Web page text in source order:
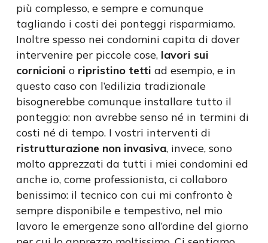
più complesso, e sempre e comunque
tagliando i costi dei ponteggi risparmiamo.
Inoltre spesso nei condomini capita di dover
intervenire per piccole cose, lavori sui
cornicioni o ripristino tetti ad esempio, e in
questo caso con l’edilizia tradizionale
bisognerebbe comunque installare tutto il
ponteggio: non avrebbe senso né in termini di
costi né di tempo. I vostri interventi di
ristrutturazione non invasiva, invece, sono
molto apprezzati da tutti i miei condomini ed
anche io, come professionista, ci collaboro
benissimo: il tecnico con cui mi confronto è
sempre disponibile e tempestivo, nel mio
lavoro le emergenze sono all’ordine del giorno